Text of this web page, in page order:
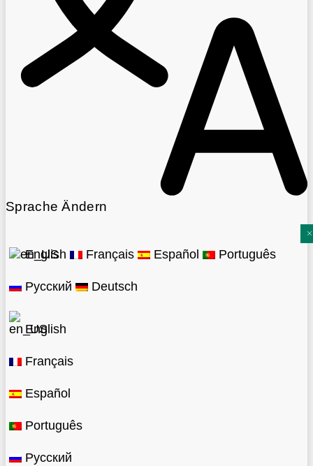
Sprache Ändern
English Français Español Português
Русский Deutsch
English
Français
Español
Português
Русский